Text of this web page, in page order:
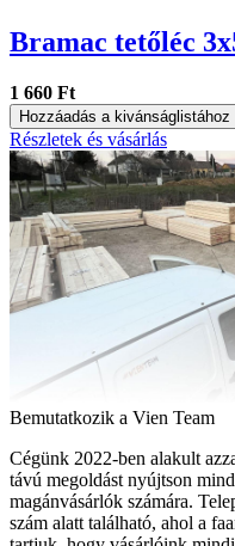
Bramac tetőléc
1 660 Ft
Hozzáadás a kivánságlistához
Részletek és vásárlás
Bemutatkozik a Vien Team
Cégünk 2022-ben alakult
távú megoldást nyújtson
magánvásárlók számára.
szám alatt található, ahol a